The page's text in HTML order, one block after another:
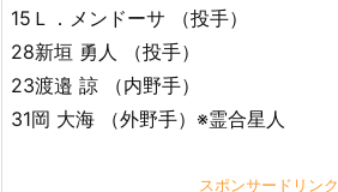
15Ｌ．メンドーサ （投手）
28新垣 勇人 （投手）
23渡邉 諒 （内野手）
31岡 大海 （外野手）※霊合星人
スポンサードリンク